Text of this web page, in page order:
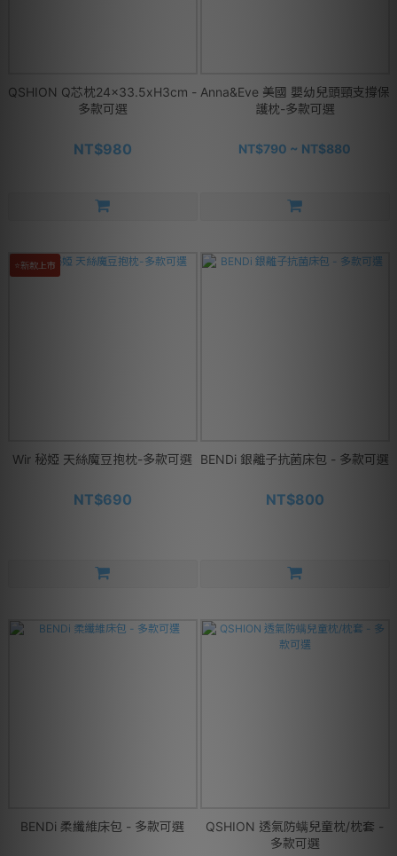
QSHION Q芯枕24x33.5xH3cm -
多款可選
NT$980
Anna&Eve 美國 嬰幼兒頭頸支撐保
護枕-多款可選
NT$790 ~ NT$880
⭐新款上市
Wir 秘婭 天絲魔豆抱枕-多款可選
NT$690
BENDi 銀離子抗菌床包 - 多款可選
NT$800
BENDi 柔纖維床包 - 多款可選
QSHION 透氣防螨兒童枕/枕套 -
多款可選